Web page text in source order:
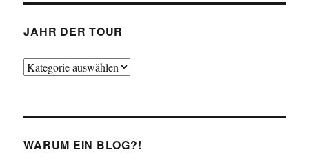
JAHR DER TOUR
Jahr
WARUM EIN BLOG?!